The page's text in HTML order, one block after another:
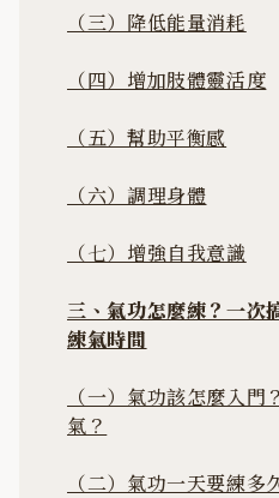
（三）降低能量消耗
（四）增加肢體靈活度
（五）幫助平衡感
（六）調理身體
（七）增強自我意識
三、氣功怎麼練？一次
練氣時間
（一）氣功該怎麼入
氣？
（二）氣功一天要練多